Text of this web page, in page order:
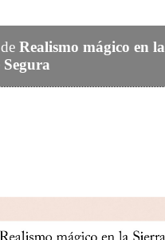
Realismo mágico en la